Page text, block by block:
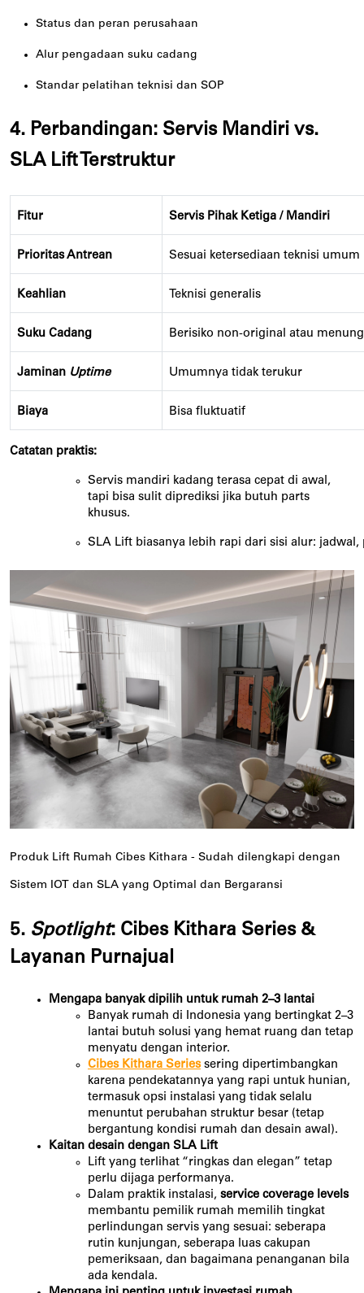
Status dan peran perusahaan
Alur pengadaan suku cadang
Standar pelatihan teknisi dan SOP
4. Perbandingan: Servis Mandiri vs.
SLA Lift Terstruktur
Fitur Servis Pihak Ketiga / Mandiri
Prioritas Antrean Sesuai ketersediaan teknisi umum
Keahlian Teknisi generalis
Suku Cadang Berisiko non-original atau
Jaminan Uptime Umumnya tidak terukur
Biaya Bisa fluktuatif
Catatan praktis:
Servis mandiri kadang terasa cepat di awal,
tapi bisa sulit diprediksi jika butuh parts
khusus.
SLA Lift biasanya lebih rapi dari sisi alur:
Produk Lift Rumah Cibes Kithara - Sudah dilengkapi dengan
Sistem IOT dan SLA yang Optimal dan Bergaransi
5. Spotlight: Cibes Kithara Series &
Layanan Purnajual
Mengapa banyak dipilih untuk rumah 2–3 lantai
Banyak rumah di Indonesia yang bertingkat 2–3
lantai butuh solusi yang hemat ruang dan tetap
menyatu dengan interior.
Cibes Kithara Seriessering dipertimbangkan
karena pendekatannya yang rapi untuk hunian,
termasuk opsi instalasi yang tidak selalu
menuntut perubahan struktur besar (tetap
bergantung kondisi rumah dan desain awal).
Kaitan desain dengan SLA Lift
Lift yang terlihat “ringkas dan elegan” tetap
perlu dijaga performanya.
Dalam praktik instalasi, service coverage levels
membantu pemilik rumah memilih tingkat
perlindungan servis yang sesuai: seberapa
rutin kunjungan, seberapa luas cakupan
pemeriksaan, dan bagaimana penanganan bila
ada kendala.